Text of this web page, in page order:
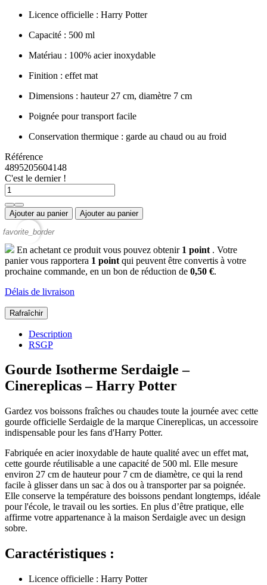
Licence officielle : Harry Potter
Capacité : 500 ml
Matériau : 100% acier inoxydable
Finition : effet mat
Dimensions : hauteur 27 cm, diamètre 7 cm
Poignée pour transport facile
Conservation thermique : garde au chaud ou au froid
Référence
4895205604148
C'est le dernier !
Ajouter au panier Ajouter au panier
favorite_border
En achetant ce produit vous pouvez obtenir 1 point . Votre
panier vous rapportera 1 point qui peuvent être convertis à votre
prochaine commande, en un bon de réduction de 0,50 €.
Délais de livraison
Description
RSGP
Gourde Isotherme Serdaigle –
Cinereplicas – Harry Potter
Gardez vos boissons fraîches ou chaudes toute la journée avec cette
gourde officielle Serdaigle de la marque Cinereplicas, un accessoire
indispensable pour les fans d'Harry Potter.
Fabriquée en acier inoxydable de haute qualité avec un effet mat,
cette gourde réutilisable a une capacité de 500 ml. Elle mesure
environ 27 cm de hauteur pour 7 cm de diamètre, ce qui la rend
facile à glisser dans un sac à dos ou à transporter par sa poignée.
Elle conserve la température des boissons pendant longtemps, idéale
pour l'école, le travail ou les sorties. En plus d’être pratique, elle
affirme votre appartenance à la maison Serdaigle avec un design
sobre.
Caractéristiques :
Licence officielle : Harry Potter